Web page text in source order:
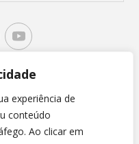
experiência de
conteúdo
Ao clicar em